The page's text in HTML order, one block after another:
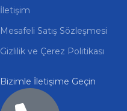
İletişim
Mesafeli Satış Sözleşmesi
Gizlilik ve Çerez Politikası
Bizimle İletişime Geçin